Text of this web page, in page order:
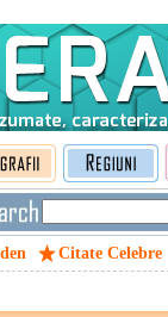
Citate Celebre